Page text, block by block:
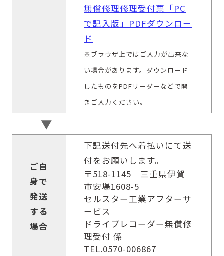
無償修理修理受付票「PC
で記入版」PDFダウンロー
ド
※ブラウザ上ではご入力が出来な
い場合があります。ダウンロード
したものをPDFリーダーなどで開
きご入力ください。
▼
ご自
身で
発送
する
場合
下記送付先へ着払いにて送
付をお願いします。
〒518-1145 三重県伊賀
市安場1608-5
セルスター工業アフターサ
ービス
ドライブレコーダー無償修
理受付 係
TEL.0570-006867